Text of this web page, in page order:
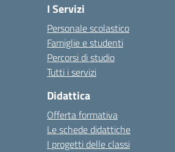
I Servizi
Personale scolastico
Famiglie e studenti
Percorsi di studio
Tutti i servizi
Didattica
Offerta formativa
Le schede didattiche
I progetti delle classi